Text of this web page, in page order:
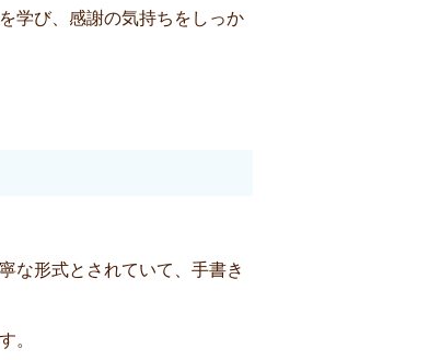
学び、感謝の気持ちをしっか
な形式とされていて、手書き
。